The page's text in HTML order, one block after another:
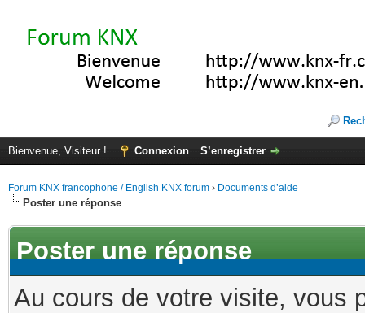
Bienvenue, Visiteur ! Connexion S’enregistrer
Forum KNX francophone / English KNX forum › Documents d’aide
Poster une réponse
Poster une réponse
Au cours de votre visite, vous